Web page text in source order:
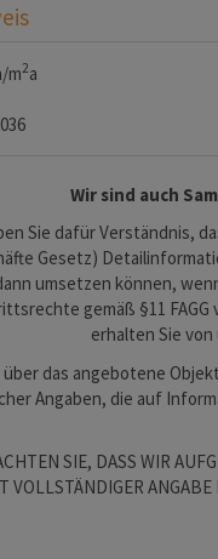
m2a
Wir sind auch
Sie dafür Verständnis,
Gesetz)
umsetzen können,
gemäß §11
erhalten Sie
über das angebotene
Angaben, die auf
SIE, DASS WIR
VOLLSTÄNDIGER